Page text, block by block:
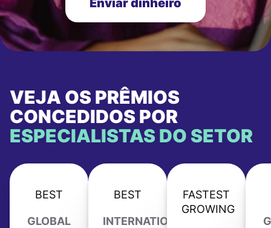
VEJA OS PRÊMIOS
CONCEDIDOS POR
ESPECIALISTAS DO SETOR
BEST
GLOBAL
BEST
INTERNATIONAL
FASTEST
GROWING